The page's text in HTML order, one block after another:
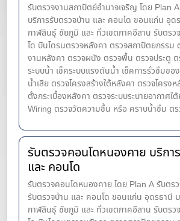
รับตรวจงานสถาปัตย์อำนาจเจริญ โดย Plan
บริการรับตรวจบ้าน และ คอนโด ขอนแก่น อุด
กาฬสินธุ์ ชัยภูมิ และ ทั่วเขตภาคอีสาน รับตรว
โด บินโดรนตรวจหลังคา ตรวจสถาปัตยกรรม
งานหลังคา ตรวจผนัง ตรวจพื้น ตรวจประตู
ระบบน้ำ เช็คระบบแรงดันน้ำ เช็คการรั่วซึมข
น้ำ​เสีย ตรวจโครงสร้างใต้หลังคา ตรวจโครง
ตั้งกระเบื้องหลังคา ตรวจระบบระบายอากาศใ
Wiring ตรวจวัดความชื้น หรือ คราบน้ำซึม ตร
รับตรวจคอนโดหนองคาย บริกา
และ คอนโด
รับตรวจคอนโดหนองคาย โดย Plan A รับตร
รับตรวจบ้าน และ คอนโด ขอนแก่น อุดรธานี
กาฬสินธุ์ ชัยภูมิ และ ทั่วเขตภาคอีสาน รับตรว